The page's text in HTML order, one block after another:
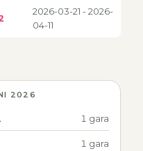
2026-03-21 - 2026-
04-11
2026
1 gara
1 gara